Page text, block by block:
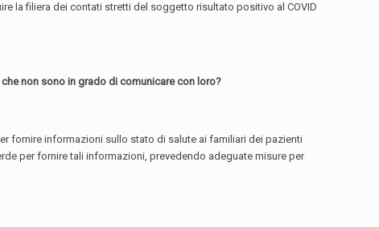
la filiera dei contati stretti del soggetto risultato positivo al COVID
non sono in grado di comunicare con loro?
fornire informazioni sullo stato di salute ai familiari dei pazienti
per fornire tali informazioni, prevedendo adeguate misure per